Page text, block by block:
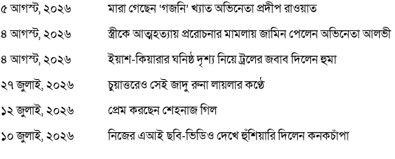
৫ আগস্ট, ২০২৬
মারা গেছেন ‘গজনি’ খ্যাত অভিনেতা প্রদীপ রাওয়াত
৪ আগস্ট, ২০২৬
স্ত্রীকে আত্মহত্যায় প্ররোচনার মামলায় জামিন পেলেন অভিনেতা আলভী
৪ আগস্ট, ২০২৬
ইয়াশ-কিয়ারার ঘনিষ্ঠ দৃশ্য নিয়ে ট্রলের জবাব দিলেন হুমা
২৭ জুলাই, ২০২৬
চুয়াত্তরেও সেই জাদু রুনা লায়লার কণ্ঠে
১২ জুলাই, ২০২৬
প্রেম করছেন শেহনাজ গিল
১০ জুলাই, ২০২৬
নিজের এআই ছবি-ভিডিও দেখে হুঁশিয়ারি দিলেন কনকচাঁপা